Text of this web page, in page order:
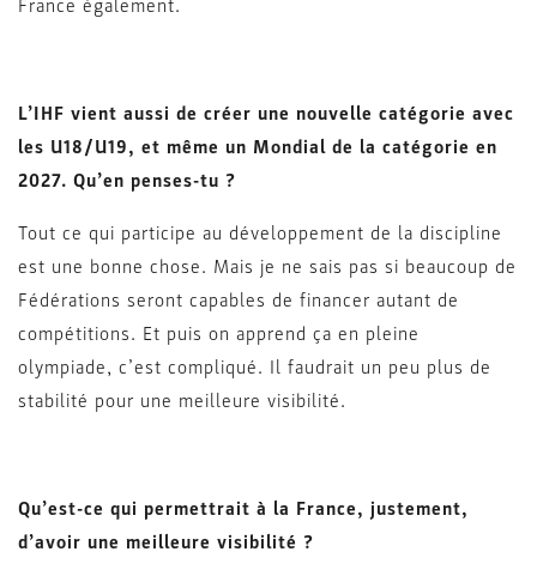
France également.
L’IHF vient aussi de créer une nouvelle catégorie avec
les U18/U19, et même un Mondial de la catégorie en
2027. Qu’en penses-tu ?
Tout ce qui participe au développement de la discipline
est une bonne chose. Mais je ne sais pas si beaucoup de
Fédérations seront capables de financer autant de
compétitions. Et puis on apprend ça en pleine
olympiade, c’est compliqué. Il faudrait un peu plus de
stabilité pour une meilleure visibilité.
Qu’est-ce qui permettrait à la France, justement,
d’avoir une meilleure visibilité ?